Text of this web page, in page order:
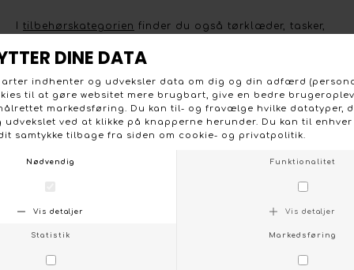
tilbehørskategorien finder du også tørklæder, tasker,
Bæltet fås også i en sandfarve.
Bæltet måler 6 cm i bredden.
FØLG OS PÅ: INSTAGRAM